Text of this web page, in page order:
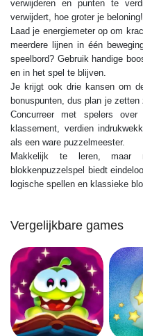
verwijderen en punten te
verwijdert, hoe groter je beloning!
Laad je energiemeter op om
meerdere lijnen in één
speelbord? Gebruik handige
en in het spel te blijven.
Je krijgt ook drie kansen om
bonuspunten, dus plan je
Concurreer met spelers
klassement, verdien
als een ware puzzelmeester.
Makkelijk te leren, maar
blokkenpuzzelspel biedt
logische spellen en klassieke
Vergelijkbare games